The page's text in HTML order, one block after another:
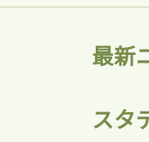
最新
スタ